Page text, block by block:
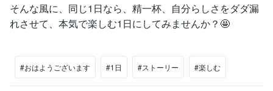
そんな風に、同じ1日なら、精一杯、自分らしさをダダ漏
れさせて、本気で楽しむ1日にしてみませんか？🤩
#おはようございます #1日 #ストーリー #楽しむ